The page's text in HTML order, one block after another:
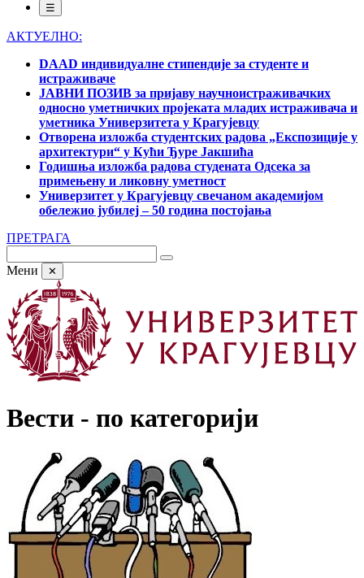
☰
АКТУЕЛНО:
DAAD индивидуалне стипендије за студенте и
истраживаче
ЈАВНИ ПОЗИВ за пријаву научноистраживачких
односно уметничких пројеката младих истраживача и
уметника Универзитета у Крагујевцу
Отворена изложба студентских радова „Експозиције у
архитектури“ у Кући Ђуре Јакшића
Годишња изложба радова студената Одсека за
примењену и ликовну уметност
Универзитет у Крагујевцу свечаном академијом
обележио јубилеј – 50 година постојања
ПРЕТРАГА
Мени ✕
Вести - по категорији